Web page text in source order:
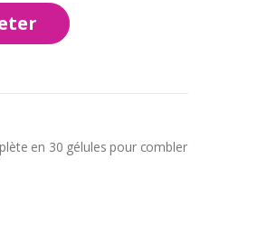
en 30 gélules pour combler